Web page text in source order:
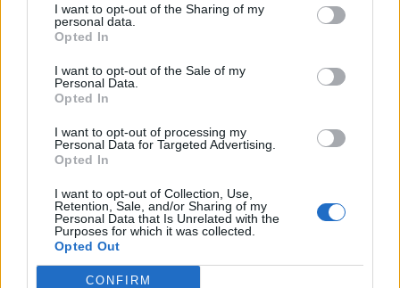
I want to opt-out of the Sharing of my
personal data.
Opted In
I want to opt-out of the Sale of my
Personal Data.
Opted In
I want to opt-out of processing my
Personal Data for Targeted Advertising.
Opted In
I want to opt-out of Collection, Use,
Retention, Sale, and/or Sharing of my
Personal Data that Is Unrelated with the
Purposes for which it was collected.
Opted Out
CONFIRM
100.000 kr
60
Ekeby Sparbank - Ekeby-kortet
10.65 %
250 kr
200.000 kr